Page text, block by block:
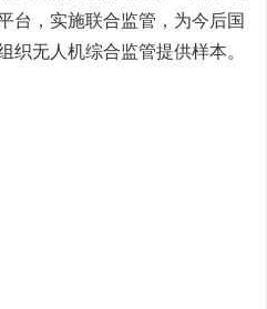
台，实施联合监管，为今后国
织无人机综合监管提供样本。